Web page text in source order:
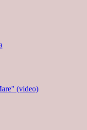
(video)